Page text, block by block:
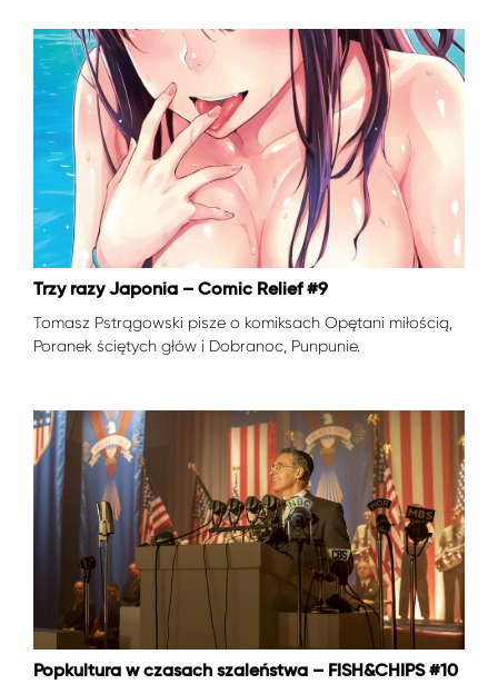
Trzy razy Japonia – Comic Relief #9
Tomasz Pstrągowski pisze o komiksach Opętani miłością,
Poranek ściętych głów i Dobranoc, Punpunie.
Popkultura w czasach szaleństwa – FISH&CHIPS #10